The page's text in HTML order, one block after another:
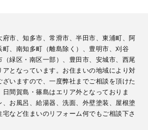
府市、知多市、常滑市、半田市、東浦町、阿
町、南知多町（離島除く）、豊明市、刈谷
（緑区・南区一部）、豊田市、安城市、西尾
アとなっています。お住まいの地域により対
ざいますので、一度弊社までご相談を頂けた
日間賀島・篠島はエリア外となっておりま
お風呂、給湯器、洗面、外壁塗装、屋根塗
など住まいのリフォーム何でもご相談下さ